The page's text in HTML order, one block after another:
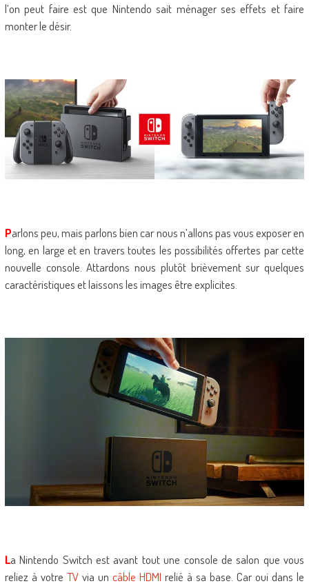
l’on peut faire est que Nintendo sait ménager ses effets et faire
monter le désir.
Parlons peu, mais parlons bien car nous n’allons pas vous exposer en
long, en large et en travers toutes les possibilités offertes par cette
nouvelle console. Attardons nous plutôt brièvement sur quelques
caractéristiques et laissons les images être explicites.
La Nintendo Switch est avant tout une console de salon que vous
reliez à votre TVvia un câble HDMI relié à sa base. Car oui dans le